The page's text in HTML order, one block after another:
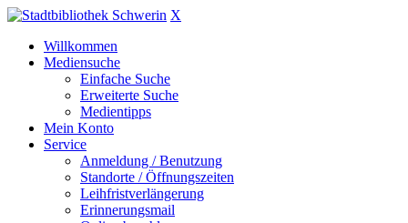
X
Willkommen
Mediensuche
Einfache Suche
Erweiterte Suche
Medientipps
Mein Konto
Service
Anmeldung / Benutzung
Standorte / Öffnungszeiten
Leihfristverlängerung
Erinnerungsmail